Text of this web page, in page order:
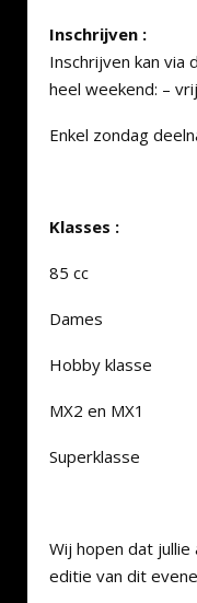
Inschrijven :
Inschrijven kan
heel weekend: –
Enkel zondag
Klasses :
85 cc
Dames
Hobby klasse
MX2 en MX1
Superklasse
Wij hopen dat
editie van dit